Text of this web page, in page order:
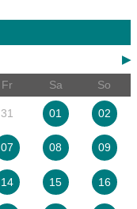
▶
Fr Sa So
31 01 02
07 08 09
14 15 16